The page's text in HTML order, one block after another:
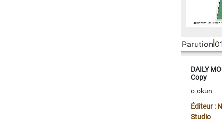
Parution
DAILY
Copy
o-okun
Éditeur :
Studio